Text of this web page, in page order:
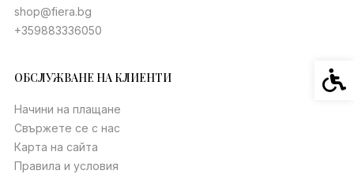
shop@fiera.bg
+359883336050
ОБСЛУЖВАНЕ НА КЛИЕНТИ
Начини на плащане
Свържете се с нас
Карта на сайта
Правила и условия